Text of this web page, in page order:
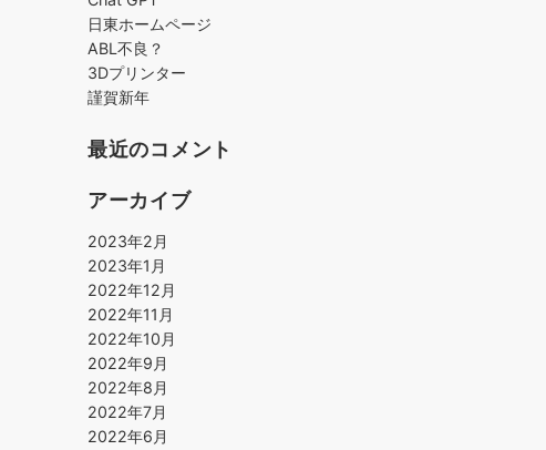
日東ホームページ
ABL不良？
3Dプリンター
謹賀新年
最近のコメント
アーカイブ
2023年2月
2023年1月
2022年12月
2022年11月
2022年10月
2022年9月
2022年8月
2022年7月
2022年6月